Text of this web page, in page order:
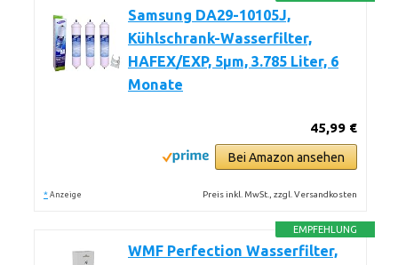
Samsung DA29-10105J,
Kühlschrank-Wasserfilter,
HAFEX/EXP, 5µm, 3.785 Liter, 6
Monate
45,99 €
Bei Amazon ansehen
* Anzeige Preis inkl. MwSt., zzgl. Versandkosten
EMPFEHLUNG
WMF Perfection Wasserfilter,